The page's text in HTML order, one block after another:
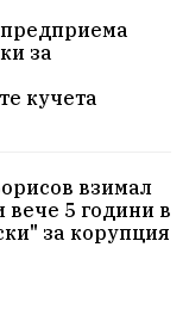
изкуство
за
кучета
взимал
вече 5 години в
за корупция